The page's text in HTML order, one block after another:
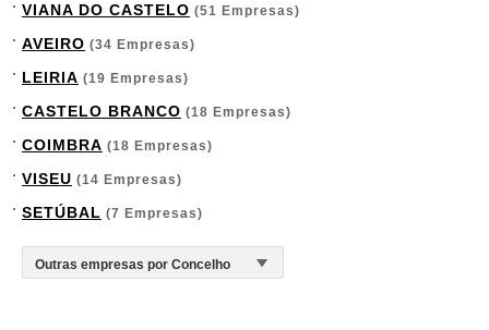
VIANA DO CASTELO (51 Empresas)
AVEIRO (34 Empresas)
LEIRIA (19 Empresas)
CASTELO BRANCO (18 Empresas)
COIMBRA (18 Empresas)
VISEU (14 Empresas)
SETÚBAL (7 Empresas)